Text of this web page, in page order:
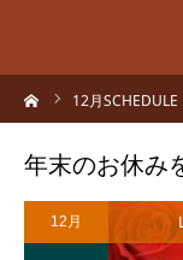
12月SCHEDULE
年末のお休み
12月